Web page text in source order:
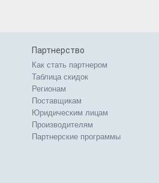
Партнерство
Как стать партнером
Таблица скидок
Регионам
Поставщикам
Юридическим лицам
Производителям
Партнерские программы